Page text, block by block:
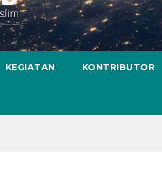
KEGIATAN KONTRIBUTOR